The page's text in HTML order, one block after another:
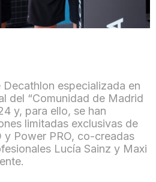
especializada en
del “Comunidad de Madrid
y, para ello, se han
limitadas exclusivas de
y Power PRO, co-creadas
Lucía Sainz y Maxi